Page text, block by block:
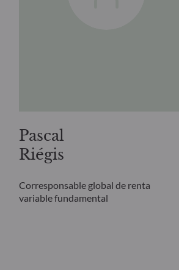
Pascal
Riégis
Corresponsable global de renta
variable fundamental